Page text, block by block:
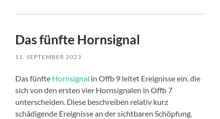
Das fünfte Hornsignal
11. SEPTEMBER 2023
Das fünfte Hornsignal in Offb 9 leitet Ereignisse ein, die
sich von den ersten vier Hornsignalen in Offb 7
unterscheiden. Diese beschreiben relativ kurz
schädigende Ereignisse an der sichtbaren Schöpfung.